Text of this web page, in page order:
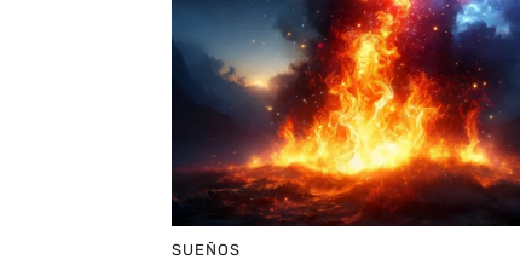
SUEÑOS